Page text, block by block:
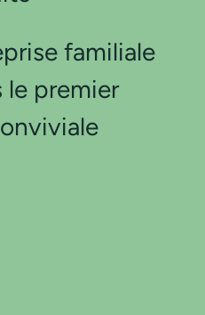
familiale
premier